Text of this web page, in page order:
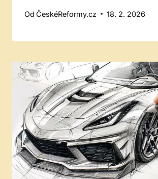
Od ČeskéReformy.cz 18. 2. 2026